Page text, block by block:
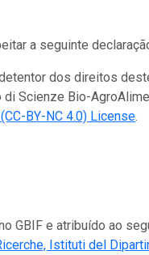
a seguinte
dos direitos
di Scienze Bio-
BY-NC 4.0) License.
GBIF e atribuído ao
Istituti del